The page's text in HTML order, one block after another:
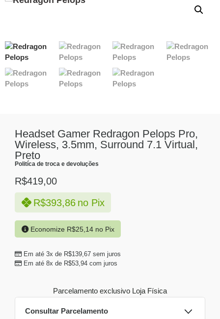
Headset Gamer Redragon Pelops Pro,
Wireless, 3.5mm, Surround 7.1 Virtual,
Preto
Politíca de troca e devoluções
R$419,00
Em até 3x de R$139,67 sem juros
Em até 8x de R$53,94 com juros
R$393,86 no Pix
Economize R$25,14no Pix
Parcelamento exclusivo Loja Física
Consultar Parcelamento